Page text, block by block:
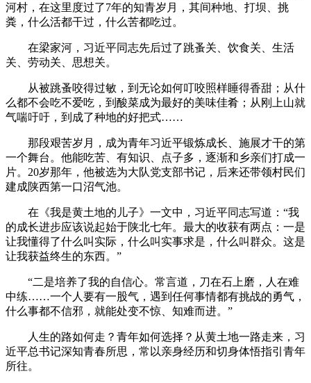
河村，在这里度过了7年的知青岁月，其间种地、打坝、挑
粪，什么活都干过，什么苦都吃过。
在梁家河，习近平同志先后过了跳蚤关、饮食关、生活
关、劳动关、思想关。
从被跳蚤咬得过敏，到无论如何叮咬照样睡得香甜；从什
么都不会吃不爱吃，到酸菜成为最好的美味佳肴；从刚上山就
气喘吁吁，到成了种地的好把式……
那段艰苦岁月，成为青年习近平锻炼成长、施展才干的第
一个舞台。他能吃苦、有知识、点子多，逐渐和乡亲们打成一
片。20岁那年，他被选为大队党支部书记，后来还带领村民们
建成陕西第一口沼气池。
在《我是黄土地的儿子》一文中，习近平同志写道：“我
的成长进步应该说起始于陕北七年。最大的收获有两点：一是
让我懂得了什么叫实际，什么叫实事求是，什么叫群众。这是
让我获益终生的东西。”
“二是培养了我的自信心。常言道，刀在石上磨，人在难
中练……一个人要有一股气，遇到任何事情都有挑战的勇气，
什么事都不信邪，就能处变不惊、知难而进。”
人生的路如何走？青年如何选择？从黄土地一路走来，习
近平总书记深知青春所思，常以亲身经历和切身体悟指引青年
所往。